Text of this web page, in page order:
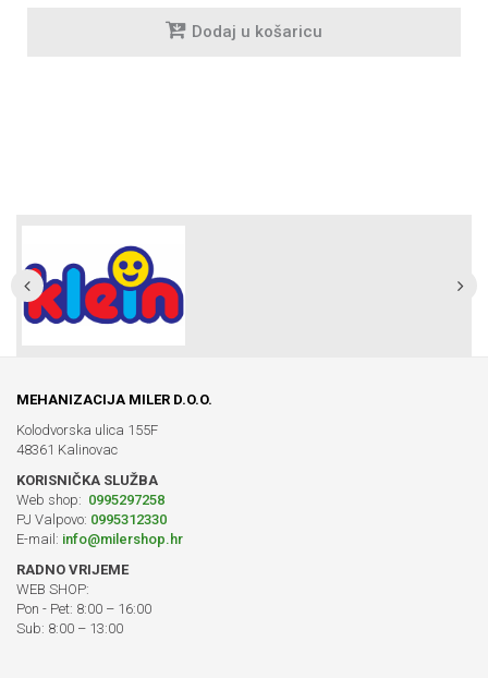
Dodaj u košaricu
MEHANIZACIJA MILER D.O.O.
Kolodvorska ulica 155F
48361 Kalinovac
KORISNIČKA SLUŽBA
Web shop: 0995297258
PJ Valpovo: 0995312330
E-mail: info@milershop.hr
RADNO VRIJEME
WEB SHOP:
Pon - Pet: 8:00 – 16:00
Sub: 8:00 – 13:00